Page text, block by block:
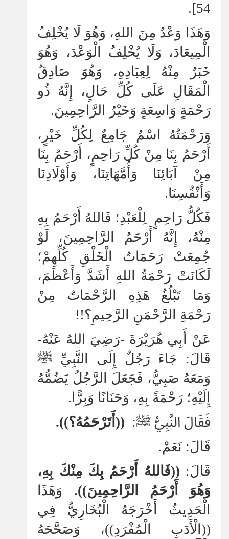
54].
وَهَذَا وَعْدٌ مِنَ اللهِ، وَهُوَ لَا يُخْلِفُ
الْمِيعَادَ، وَلَا يُخْلِفُ الْوَعْدَ، وَهُوَ
خَبَرٌ مِنْهُ لِعِبَادِهِ، وَهُوَ صَادِقُ
الْمَقَالِ عَلَى كُلِّ حَالٍ، إِنَّهُ ذُو
رَحْمَةٍ وَاسِعَةٍ وَخَيْرُ الرَّاحِمِينَ.
وَرَحْمَتُهُ اسْمٌ جَامِعٌ لِكُلِّ خَيْرٍ،
أَرْحَمُ بِنَا مِنْ كُلِّ رَاحِمٍ، أَرْحَمُ بِنَا
مِنْ آبَائِنَا وَأُمَّهَاتِنَا، وَأَوْلَادِنَا
وَأَنْفُسِنَا.
فَكُلُّ رَاحِمٍ لِلْعَبْدِ؛ فَاللهُ أَرْحَمُ بِهِ
مِنْهُ، إِنَّهُ أَرْحَمُ الرَّاحِمِينَ، لَوْ
جُمِعَتْ رَحَمَاتُ الْخَلْقِ كُلِّهِمْ؛
لَكَانَتْ رَحْمَةُ اللهِ أَشَدَّ وَأَعْظَمَ،
وَمَا تَبْلُغُ هَذِهِ الرَّحْمَاتُ مِنْ
رَحْمَةِ الرَّحْمَنِ الرَّحِيمِ؟!!
عَنْ أَبِي هُرَيْرَةَ -رَضِيَ اللهُ عَنْهُ-
قَالَ: جَاءَ رَجُلٌ إِلَى النَّبِيِّ ﷺ
وَمَعَهُ صَبِيٌّ، فَجَعَلَ الرَّجُلُ يَضُمُّهُ
إِلَيْهِ؛ رَحْمَةً بِهِ، وَحَنَانًا وَبِرًّا.
فَقَالَ النَّبِيُّ ﷺ: ((أَتَرْحَمُهُ؟)).
قَالَ: نَعَمْ.
قَالَ: ((فَاللهُ أَرْحَمُ بِكَ مِنْكَ بِهِ،
وَهُوَ أَرْحَمُ الرَّاحِمِينَ)). وَهَذَا
الْحَدِيثُ أَخْرَجَهُ الْبُخَارِيُّ فِي
((الْأَدَبِ الْمُفْرَدِ))، وَصَحَّحَهُ